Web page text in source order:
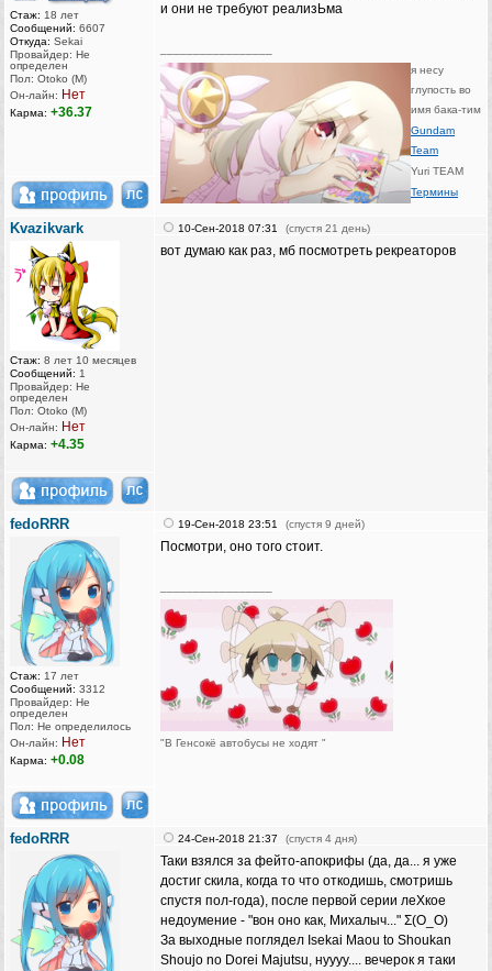
Стаж: 18 лет
Сообщений: 6607
Откуда: Sekai
Провайдер: Не
определен
Пол: Otoko (M)
Он-лайн: Нет
Карма: +36.37
и они не требуют реализЬма
я несу
глупость во
имя бака-тим
Gundam
Team
Yuri TEAM
Термины
Kvazikvark
Стаж: 8 лет 10 месяцев
Сообщений: 1
Провайдер: Не
определен
Пол: Otoko (M)
Он-лайн: Нет
Карма: +4.35
10-Сен-2018 07:31 (спустя 21 день)
вот думаю как раз, мб посмотреть рекреаторов
fedoRRR
Стаж: 17 лет
Сообщений: 3312
Провайдер: Не
определен
Пол: Не определилось
Он-лайн: Нет
Карма: +0.08
19-Сен-2018 23:51 (спустя 9 дней)
Посмотри, оно того стоит.
"В Генсокё автобусы не ходят "
fedoRRR 24-Сен-2018 21:37 (спустя 4 дня)
Таки взялся за фейто-апокрифы (да, да... я уже
достиг скила, когда то что откодишь, смотришь
спустя пол-года), после первой серии леХкое
недоумение - "вон оно как, Михалыч..." Σ(O_O)
За выходные поглядел Isekai Maou to Shoukan
Shoujo no Dorei Majutsu, нуууу.... вечерок я таки